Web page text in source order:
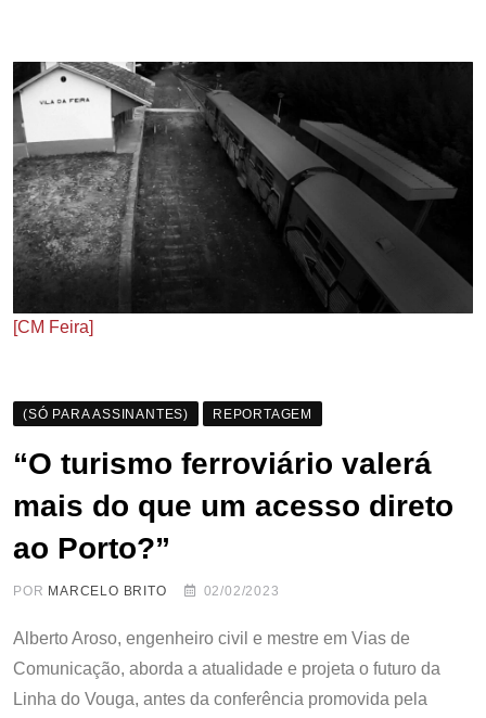
[CM Feira]
(SÓ PARA ASSINANTES) REPORTAGEM
“O turismo ferroviário valerá
mais do que um acesso direto
ao Porto?”
POR MARCELO BRITO 02/02/2023
Alberto Aroso, engenheiro civil e mestre em Vias de
Comunicação, aborda a atualidade e projeta o futuro da
Linha do Vouga, antes da conferência promovida pela